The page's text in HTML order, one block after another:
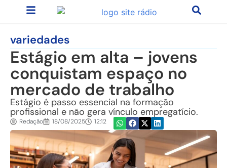
variedades
Estágio em alta – jovens
conquistam espaço no
mercado de trabalho
Estágio é passo essencial na formação
profissional e não gera vínculo empregatício.
Redação 18/08/2025 12:12